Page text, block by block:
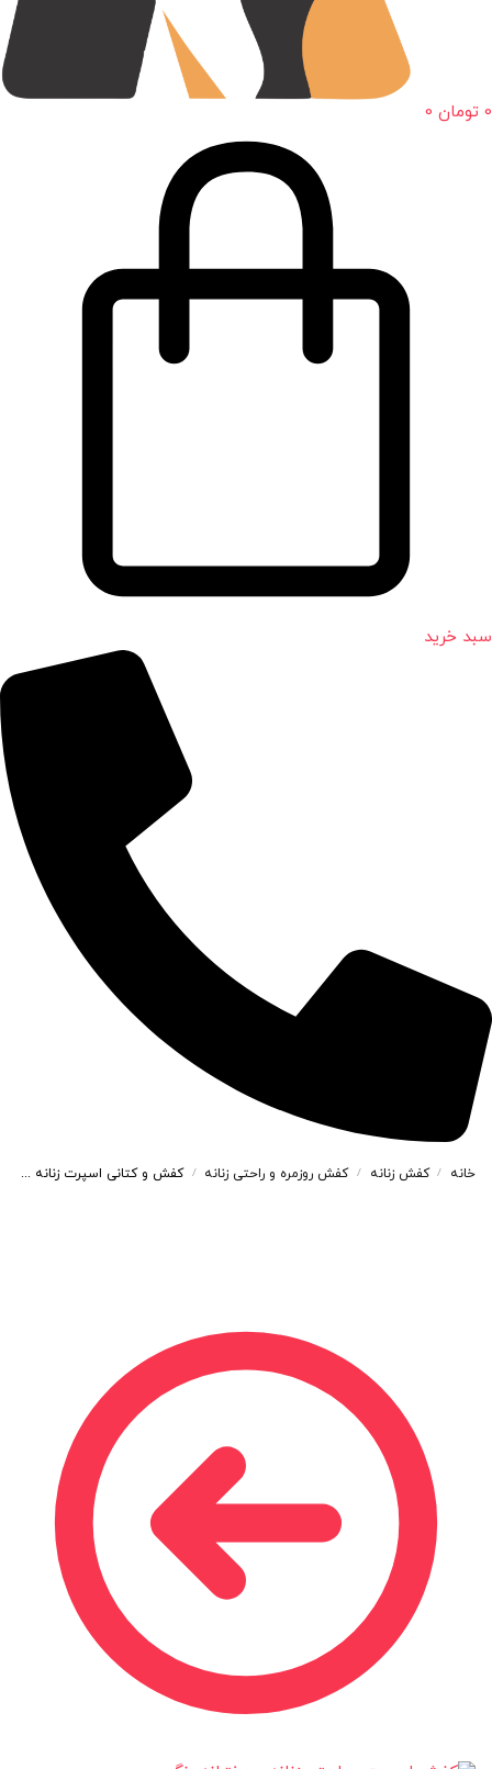
0 تومان 0
سبد خرید
خانه / کفش زنانه / کفش روزمره و راحتی زنانه / کفش و کتانی اسپرت زنانه و دخترانه مدل TATILA CHH رنگ سفید سرمه ای کد M162